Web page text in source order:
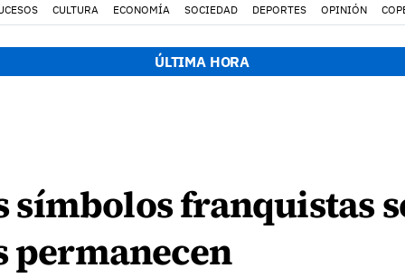
CULTURA ECONOMÍA SOCIEDAD DEPORTES OPINIÓN
ÚLTIMA HORA
símbolos franquistas
permanecen